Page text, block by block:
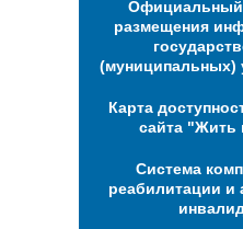
Официальный
размещения
(муниципальных)
Карта
сайта "Жить
Система
реабилитации и